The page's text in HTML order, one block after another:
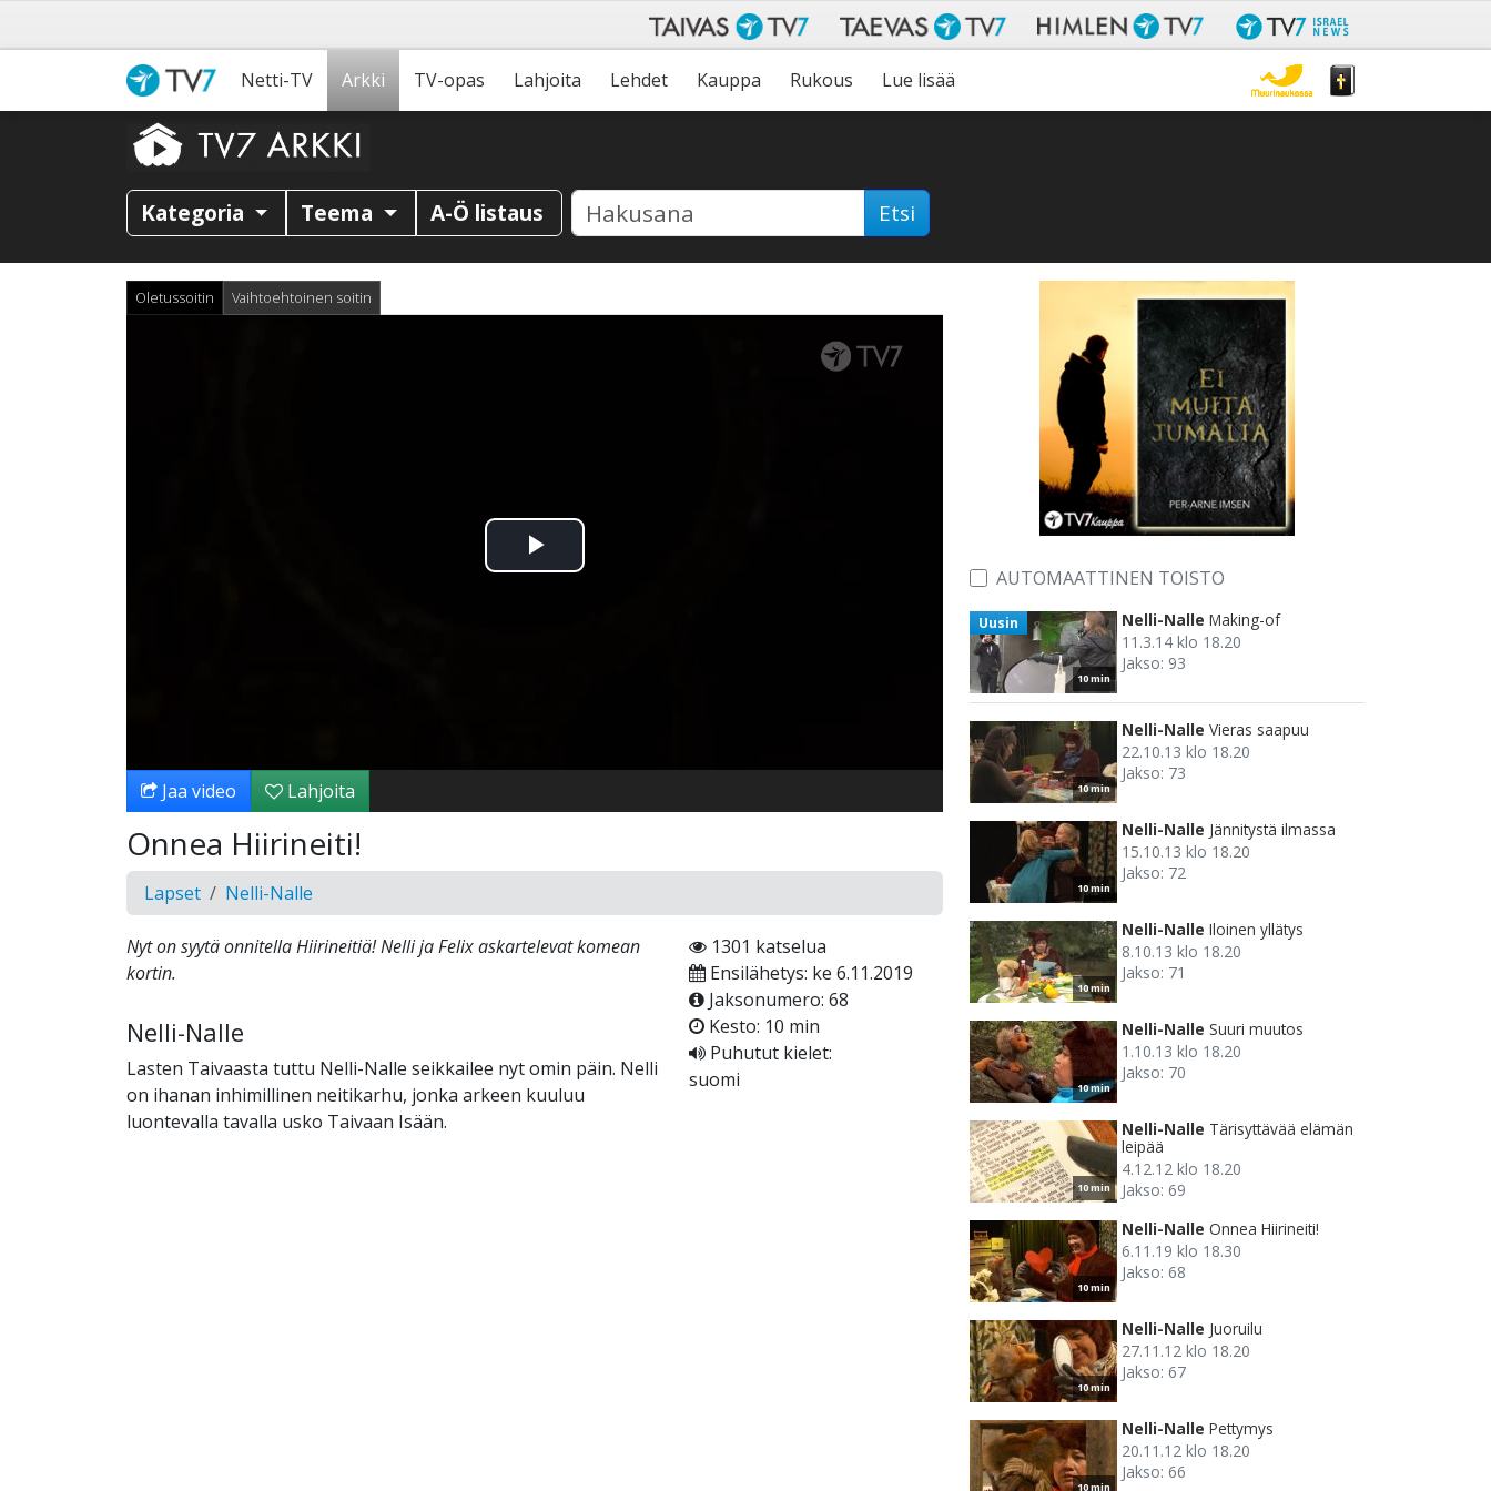
Netti-TV Arkki TV-opas Lahjoita Lehdet Kauppa Rukous Lue lisää
Kategoria Teema A-Ö listaus Etsi
Oletussoitin Vaihtoehtoinen soitin
Toista
Jaa video Lahjoita
Onnea Hiirineiti!
Lapset Nelli-Nalle
Nyt on syytä onnitella Hiirineitiä! Nelli ja Felix askartelevat komean
kortin.
Nelli-Nalle
Lasten Taivaasta tuttu Nelli-Nalle seikkailee nyt omin päin. Nelli
on ihanan inhimillinen neitikarhu, jonka arkeen kuuluu
luontevalla tavalla usko Taivaan Isään.
1301 katselua
Ensilähetys: ke 6.11.2019
Jaksonumero: 68
Kesto: 10 min
Puhutut kielet:
suomi
AUTOMAATTINEN TOISTO
10 min
Uusin Nelli-Nalle Making-of
11.3.14 klo 18.20
Jakso: 93
10 min
Nelli-Nalle Vieras saapuu
22.10.13 klo 18.20
Jakso: 73
10 min
Nelli-Nalle Jännitystä ilmassa
15.10.13 klo 18.20
Jakso: 72
10 min
Nelli-Nalle Iloinen yllätys
8.10.13 klo 18.20
Jakso: 71
10 min
Nelli-Nalle Suuri muutos
1.10.13 klo 18.20
Jakso: 70
10 min
Nelli-Nalle Tärisyttävää elämän
leipää
4.12.12 klo 18.20
Jakso: 69
10 min
Nelli-Nalle Onnea Hiirineiti!
6.11.19 klo 18.30
Jakso: 68
10 min
Nelli-Nalle Juoruilu
27.11.12 klo 18.20
Jakso: 67
10 min
Nelli-Nalle Pettymys
20.11.12 klo 18.20
Jakso: 66